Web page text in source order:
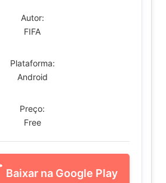
Autor:
FIFA
Plataforma:
Android
Preço:
Free
Baixar na Google Play